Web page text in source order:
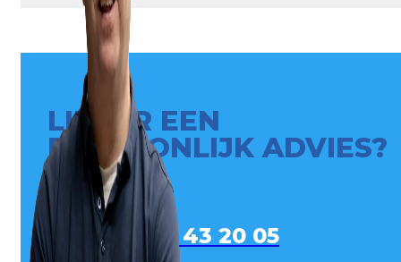
LIEVER EEN
PERSOONLIJK ADVIES?
0413 - 43 20 05